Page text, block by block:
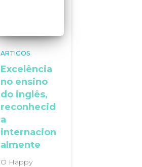
ARTIGOS
Excelência
no ensino
do inglês,
reconhecid
a
internacion
almente
O Happy